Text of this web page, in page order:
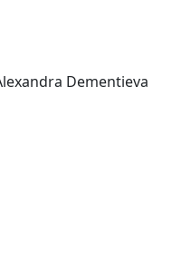
Dementieva